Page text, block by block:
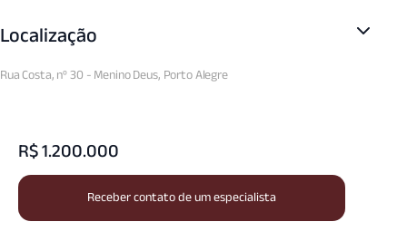
Localização
Rua Costa, nº 30 - Menino Deus, Porto Alegre
R$ 1.200.000
Receber contato de um especialista